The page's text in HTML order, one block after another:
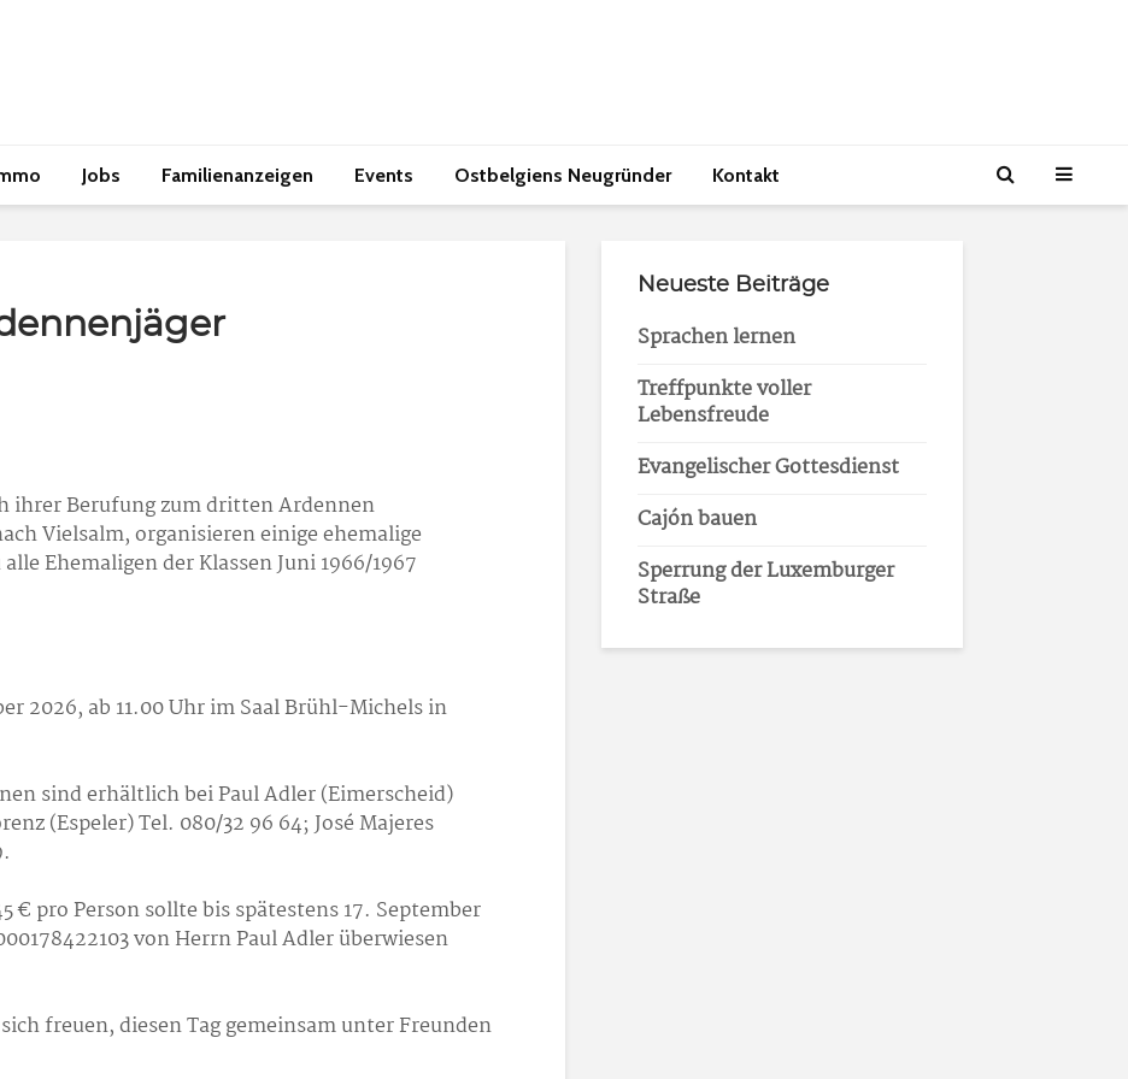
Jobs Familienanzeigen Events Ostbelgiens Neugründer Kontakt
ihrer Berufung zum dritten Ardennen
Vielsalm, organisieren einige ehemalige
Ehemaligen der Klassen Juni 1966/1967
2026, ab 11.00 Uhr im Saal Brühl-Michels in
sind erhältlich bei Paul Adler (Eimerscheid)
(Espeler) Tel. 080/32 96 64; José Majeres
€ pro Person sollte bis spätestens 17. September
von Herrn Paul Adler überwiesen
freuen, diesen Tag gemeinsam unter Freunden
Neueste Beiträge
Sprachen lernen
Treffpunkte voller
Lebensfreude
Evangelischer Gottesdienst
Cajón bauen
Sperrung der Luxemburger
Straße